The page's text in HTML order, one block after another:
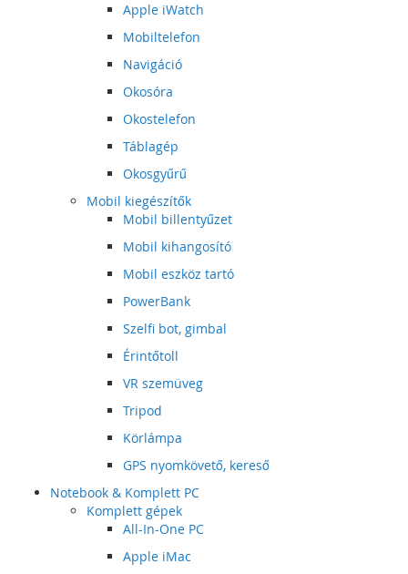
Apple iWatch
Mobiltelefon
Navigáció
Okosóra
Okostelefon
Táblagép
Okosgyűrű
Mobil kiegészítők
Mobil billentyűzet
Mobil kihangosító
Mobil eszköz tartó
PowerBank
Szelfi bot, gimbal
Érintőtoll
VR szemüveg
Tripod
Körlámpa
GPS nyomkövető, kereső
Notebook & Komplett PC
Komplett gépek
All-In-One PC
Apple iMac